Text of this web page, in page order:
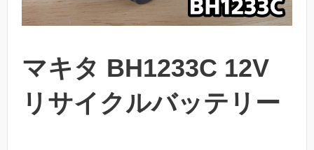
マキタ BH1233C 12V
リサイクルバッテリー